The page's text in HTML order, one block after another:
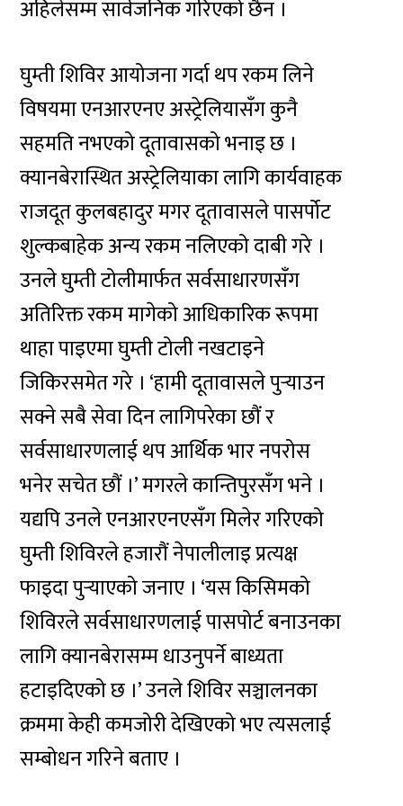
अहिलेसम्म सार्वजनिक गरिएको छैन ।
घुम्ती शिविर आयोजना गर्दा थप रकम लिने
विषयमा एनआरएनए अस्ट्रेलियासँग कुनै
सहमति नभएको दूतावासको भनाइ छ ।
क्यानबेरास्थित अस्ट्रेलियाका लागि कार्यवाहक
राजदूत कुलबहादुर मगर दूतावासले पासर्पोट
शुल्कबाहेक अन्य रकम नलिएको दाबी गरे ।
उनले घुम्ती टोलीमार्फत सर्वसाधारणसँग
अतिरिक्त रकम मागेको आधिकारिक रूपमा
थाहा पाइएमा घुम्ती टोली नखटाइने
जिकिरसमेत गरे । ‘हामी दूतावासले पुर्‍याउन
सक्ने सबै सेवा दिन लागिपरेका छौं र
सर्वसाधारणलाई थप आर्थिक भार नपरोस
भनेर सचेत छौं ।’ मगरले कान्तिपुरसँग भने ।
यद्यपि उनले एनआरएनएसँग मिलेर गरिएको
घुम्ती शिविरले हजारौं नेपालीलाइ प्रत्यक्ष
फाइदा पुर्‍याएको जनाए । ‘यस किसिमको
शिविरले सर्वसाधारणलाई पासपोर्ट बनाउनका
लागि क्यानबेरासम्म धाउनुपर्ने बाध्यता
हटाइदिएको छ ।’ उनले शिविर सञ्चालनका
क्रममा केही कमजोरी देखिएको भए त्यसलाई
सम्बोधन गरिने बताए ।